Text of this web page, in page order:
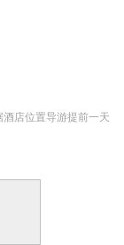
店位置导游提前一天